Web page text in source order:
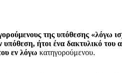
της υπόθεσης «λόγω
υπόθεση, ήτοι ένα δακτυλικό
εν λόγω κατηγορούμενου.